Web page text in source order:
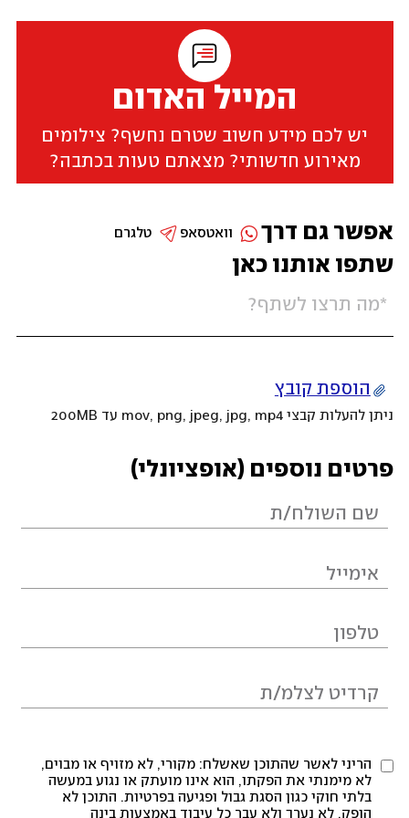
המייל האדום
יש לכם מידע חשוב שטרם נחשף? צילומים
מאירוע חדשותי? מצאתם טעות בכתבה?
שתפו אותנו כאן
הוספת קובץ
ניתן להעלות קבצי mov, png, jpeg, jpg, mp4 עד 200MB
פרטים נוספים (אופציונלי)
הריני לאשר שהתוכן שאשלח: מקורי, לא מזויף או מבוים,
לא מימנתי את הפקתו, הוא אינו מועתק או נגוע במעשה
בלתי חוקי כגון הסגת גבול ופגיעה בפרטיות. התוכן לא
הופק, לא נערך ולא עבר כל עיבוד באמצעות בינה
אפשר גם דרך טלגרם וואטסאפ